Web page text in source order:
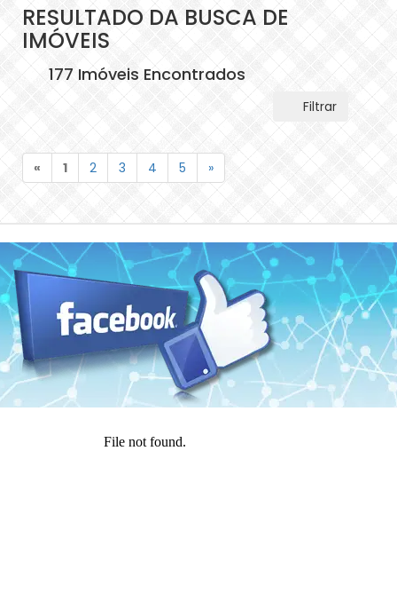
RESULTADO DA BUSCA DE
IMÓVEIS
177 Imóveis Encontrados
Filtrar
« 1 2 3 4 5 »